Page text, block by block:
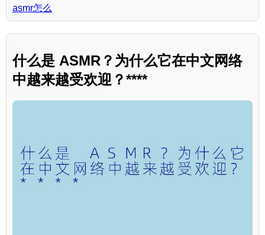
asmr怎么
什么是 ASMR？为什么它在中文网络
中越来越受欢迎？****